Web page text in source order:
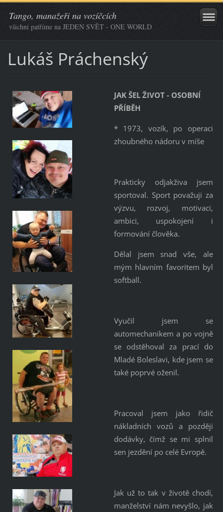
Tango, manažeři na vozíčcích
všichni patříme na JEDEN SVĚT - ONE WORLD
Lukáš Práchenský
JAK ŠEL ŽIVOT - OSOBNÍ
PŘÍBĚH
* 1973, vozík, po operaci
zhoubného nádoru v míše
Prakticky odjakživa jsem
sportoval. Sport považuji za
výzvu, rozvoj, motivaci,
ambici, uspokojení i
formování člověka.
Dělal jsem snad vše, ale
mým hlavním favoritem byl
softball.
Vyučil jsem se
automechanikem a po vojně
se odstěhoval za prací do
Mladé Boleslavi, kde jsem se
také poprvé oženil.
Pracoval jsem jako řidič
nákladních vozů a později
dodávky, čímž se mi splnil
sen jezdění po celé Evropě.
Jak už to tak v životě chodí,
manželství nám nevyšlo, jak